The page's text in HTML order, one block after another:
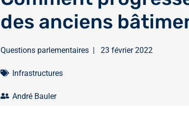
des anciens
Questions parlementaires| 23 février 2022
Infrastructures
André Bauler